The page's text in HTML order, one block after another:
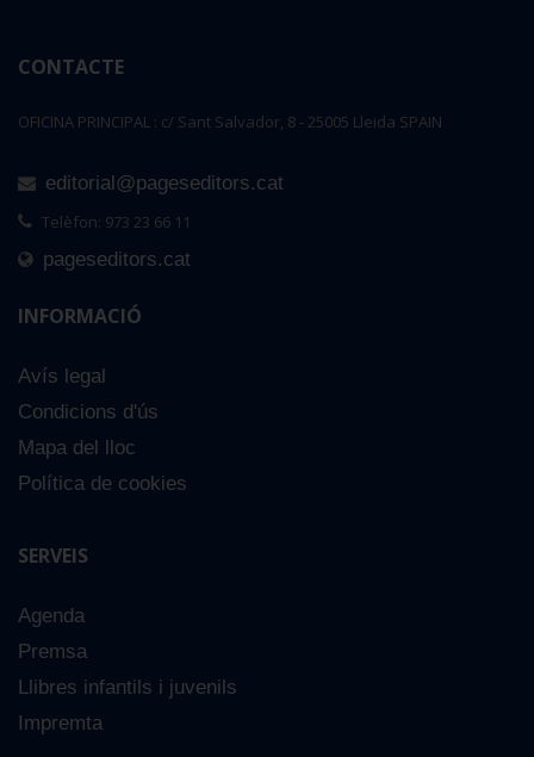
CONTACTE
OFICINA PRINCIPAL : c/ Sant Salvador, 8 - 25005 Lleida SPAIN
editorial@pageseditors.cat
Telèfon: 973 23 66 11
pageseditors.cat
INFORMACIÓ
Avís legal
Condicions d'ús
Mapa del lloc
Política de cookies
SERVEIS
Agenda
Premsa
Llibres infantils i juvenils
Impremta